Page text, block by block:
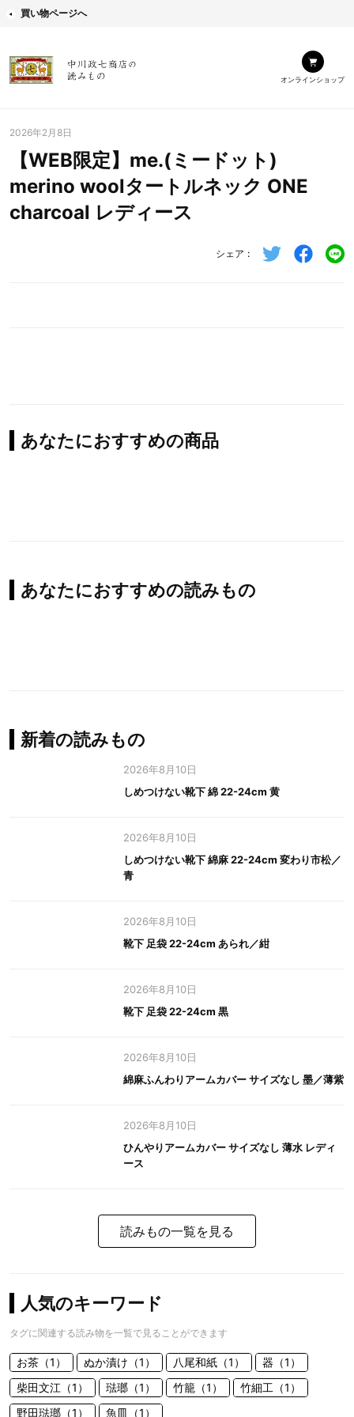
買い物ページへ
オンラインショップ
2026年2月8日
【WEB限定】me.(ミードット)
merino woolタートルネック ONE
charcoal レディース
シェア
あなたにおすすめの商品
あなたにおすすめの読みもの
新着の読みもの
2026年8月10日
しめつけない靴下 綿 22-24cm 黄
2026年8月10日
しめつけない靴下 綿麻 22-24cm 変わり市松／
青
2026年8月10日
靴下 足袋 22-24cm あられ／紺
2026年8月10日
靴下 足袋 22-24cm 黒
2026年8月10日
綿麻ふんわりアームカバー サイズなし 墨／薄紫
2026年8月10日
ひんやりアームカバー サイズなし 薄水 レディ
ース
読みもの一覧を見る
人気のキーワード
タグに関連する読み物を一覧で見ることができます
お茶（1） ぬか漬け（1） 八尾和紙（1）
器（1）
柴田文江（1）
琺瑯（1） 竹籠（1）
竹細工（1）
野田琺瑯（1）
魚皿（1）